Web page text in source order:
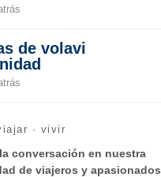
de volavi
· vivir
conversación en nuestra
de viajeros y apasionados